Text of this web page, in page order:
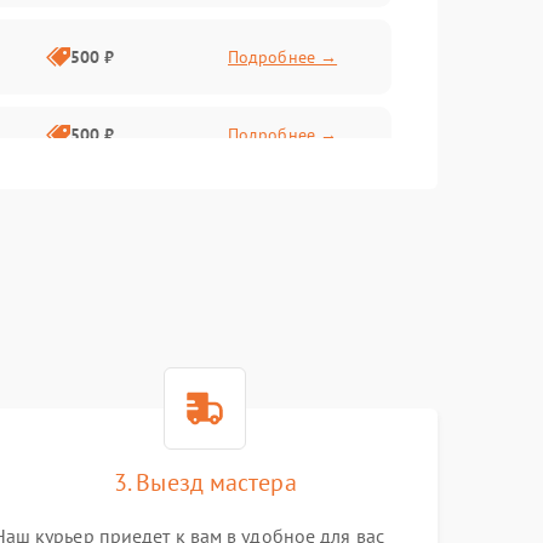
500 ₽ Подробнее →
500 ₽ Подробнее →
2000 ₽ Подробнее →
3. Выезд мастера
курьер приедет к вам в удобное для вас